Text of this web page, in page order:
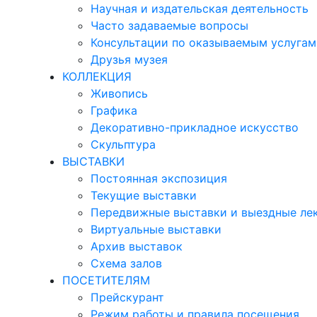
Научная и издательская деятельность
Часто задаваемые вопросы
Консультации по оказываемым услугам
Друзья музея
КОЛЛЕКЦИЯ
Живопись
Графика
Декоративно-прикладное искусство
Скульптура
ВЫСТАВКИ
Постоянная экспозиция
Текущие выставки
Передвижные выставки и выездные
Виртуальные выставки
Архив выставок
Схема залов
ПОСЕТИТЕЛЯМ
Прейскурант
Режим работы и правила посещения